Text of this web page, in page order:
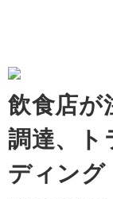
飲食店が
調達、ト
ディング